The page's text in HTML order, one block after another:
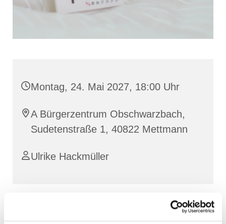
Montag, 24. Mai 2027, 18:00 Uhr
A Bürgerzentrum Obschwarzbach,
Sudetenstraße 1, 40822 Mettmann
Ulrike Hackmüller